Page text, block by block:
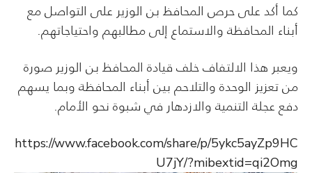
كما أكد على حرص المحافظ بن الوزير على التواصل مع
أبناء المحافظة والاستماع إلى مطالبهم واحتياجاتهم.
ويعبر هذا الالتفاف خلف قيادة المحافظ بن الوزير صورة
من تعزيز الوحدة والتلاحم بين أبناء المحافظة وبما يسهم
دفع عجلة التنمية والازدهار في شبوة نحو الأمام.
https://www.facebook.com/share/p/5ykc5ayZp9HC
U7jY/?mibextid=qi2Omg